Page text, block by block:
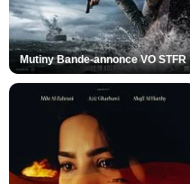
Mutiny Bande-annonce VO STFR